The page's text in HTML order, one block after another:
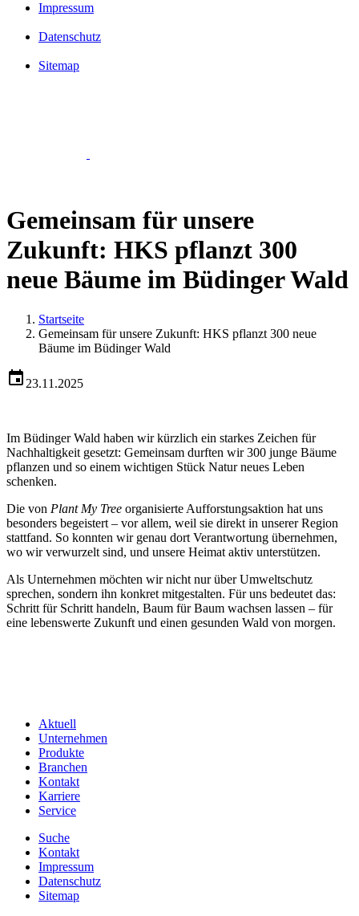
Impressum
Datenschutz
Sitemap
Gemeinsam für unsere
Zukunft: HKS pflanzt 300
neue Bäume im Büdinger Wald
Startseite
Gemeinsam für unsere Zukunft: HKS pflanzt 300 neue
Bäume im Büdinger Wald
23.11.2025
Im Büdinger Wald haben wir kürzlich ein starkes Zeichen für
Nachhaltigkeit gesetzt: Gemeinsam durften wir 300 junge Bäume
pflanzen und so einem wichtigen Stück Natur neues Leben
schenken.
Die von Plant My Tree organisierte Aufforstungsaktion hat uns
besonders begeistert – vor allem, weil sie direkt in unserer Region
stattfand. So konnten wir genau dort Verantwortung übernehmen,
wo wir verwurzelt sind, und unsere Heimat aktiv unterstützen.
Als Unternehmen möchten wir nicht nur über Umweltschutz
sprechen, sondern ihn konkret mitgestalten. Für uns bedeutet das:
Schritt für Schritt handeln, Baum für Baum wachsen lassen – für
eine lebenswerte Zukunft und einen gesunden Wald von morgen.
Aktuell
Unternehmen
Produkte
Branchen
Kontakt
Karriere
Service
Suche
Kontakt
Impressum
Datenschutz
Sitemap